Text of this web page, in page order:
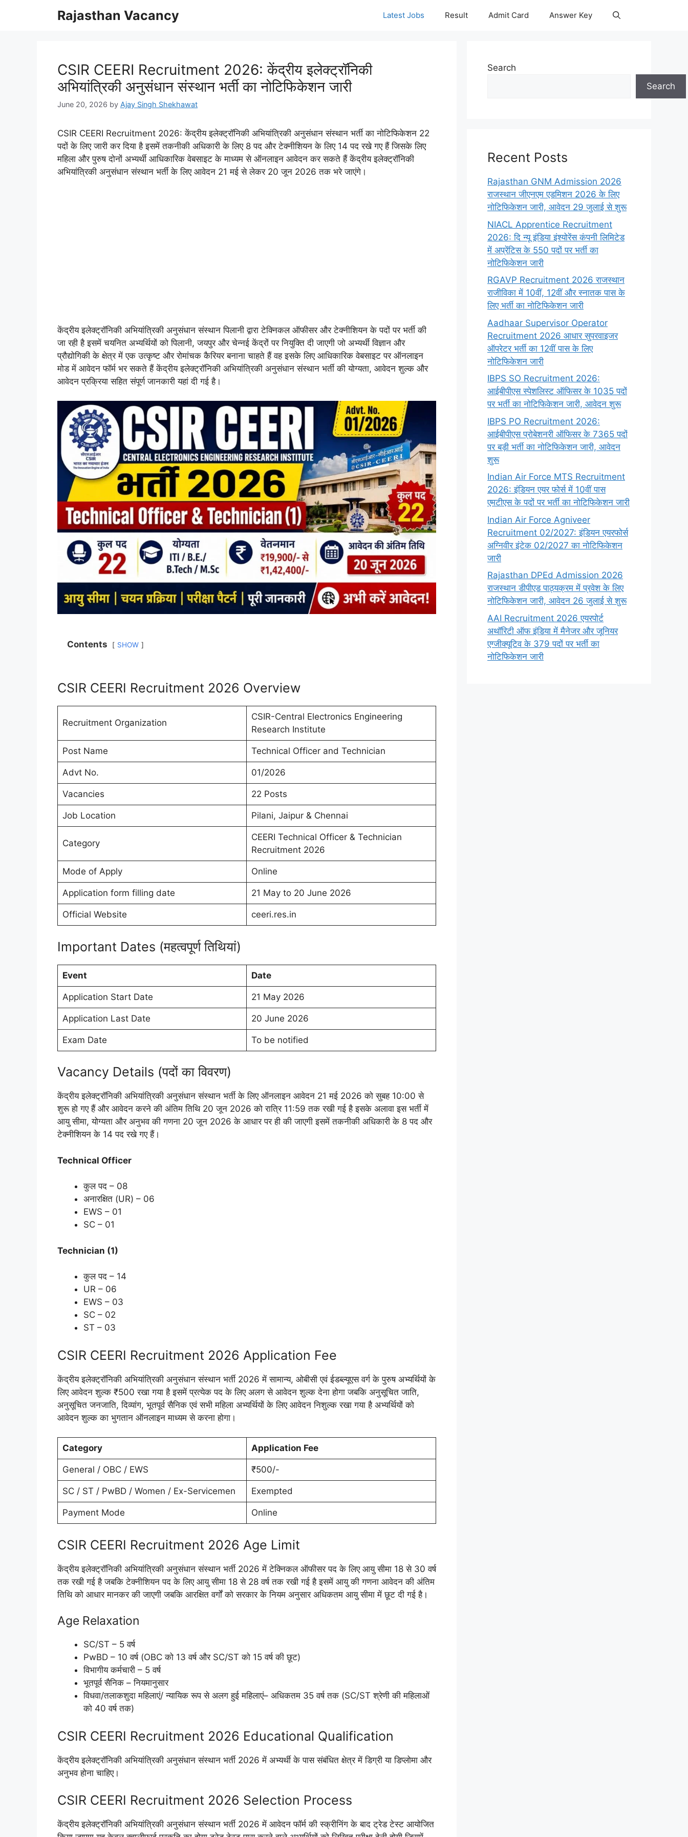
Rajasthan Vacancy Latest Jobs Result Admit Card Answer Key
CSIR CEERI Recruitment 2026: केंद्रीय इलेक्ट्रॉनिकी
अभियांत्रिकी अनुसंधान संस्थान भर्ती का नोटिफिकेशन जारी
June 20, 2026 by Ajay Singh Shekhawat
CSIR CEERI Recruitment 2026: केंद्रीय इलेक्ट्रॉनिकी अभियांत्रिकी अनुसंधान संस्थान भर्ती का नोटिफिकेशन 22
पदों के लिए जारी कर दिया है इसमें तकनीकी अधिकारी के लिए 8 पद और टेक्नीशियन के लिए 14 पद रखे गए हैं जिसके लिए
महिला और पुरुष दोनों अभ्यर्थी आधिकारिक वेबसाइट के माध्यम से ऑनलाइन आवेदन कर सकते हैं केंद्रीय इलेक्ट्रॉनिकी
अभियांत्रिकी अनुसंधान संस्थान भर्ती के लिए आवेदन 21 मई से लेकर 20 जून 2026 तक भरे जाएंगे।
केंद्रीय इलेक्ट्रॉनिकी अभियांत्रिकी अनुसंधान संस्थान पिलानी द्वारा टेक्निकल ऑफीसर और टेक्नीशियन के पदों पर भर्ती की
जा रही है इसमें चयनित अभ्यर्थियों को पिलानी, जयपुर और चेन्नई केंद्रों पर नियुक्ति दी जाएगी जो अभ्यर्थी विज्ञान और
प्रौद्योगिकी के क्षेत्र में एक उत्कृष्ट और रोमांचक कैरियर बनाना चाहते हैं वह इसके लिए आधिकारिक वेबसाइट पर ऑनलाइन
मोड में आवेदन फॉर्म भर सकते हैं केंद्रीय इलेक्ट्रॉनिकी अभियांत्रिकी अनुसंधान संस्थान भर्ती की योग्यता, आवेदन शुल्क और
आवेदन प्रक्रिया सहित संपूर्ण जानकारी यहां दी गई है।
Contents SHOW
CSIR CEERI Recruitment 2026 Overview
Recruitment Organization
CSIR-Central Electronics Engineering
Research Institute
Post Name Technical Officer and Technician
Advt No. 01/2026
Vacancies 22 Posts
Job Location Pilani, Jaipur & Chennai
Category
CEERI Technical Officer & Technician
Recruitment 2026
Mode of Apply Online
Application form filling date 21 May to 20 June 2026
Official Website ceeri.res.in
Important Dates (महत्वपूर्ण तिथियां)
Event Date
Application Start Date 21 May 2026
Application Last Date 20 June 2026
Exam Date To be notified
Vacancy Details (पदों का विवरण)
केंद्रीय इलेक्ट्रॉनिकी अभियांत्रिकी अनुसंधान संस्थान भर्ती के लिए ऑनलाइन आवेदन 21 मई 2026 को सुबह 10:00 से
शुरू हो गए हैं और आवेदन करने की अंतिम तिथि 20 जून 2026 को रात्रि 11:59 तक रखी गई है इसके अलावा इस भर्ती में
आयु सीमा, योग्यता और अनुभव की गणना 20 जून 2026 के आधार पर ही की जाएगी इसमें तकनीकी अधिकारी के 8 पद और
टेक्नीशियन के 14 पद रखे गए हैं।
Technical Officer
कुल पद – 08
अनारक्षित (UR) – 06
EWS – 01
SC – 01
Technician (1)
कुल पद – 14
UR – 06
EWS – 03
SC – 02
ST – 03
CSIR CEERI Recruitment 2026 Application Fee
केंद्रीय इलेक्ट्रॉनिकी अभियांत्रिकी अनुसंधान संस्थान भर्ती 2026 में सामान्य, ओबीसी एवं ईडब्ल्यूएस वर्ग के पुरुष अभ्यर्थियों के
लिए आवेदन शुल्क ₹500 रखा गया है इसमें प्रत्येक पद के लिए अलग से आवेदन शुल्क देना होगा जबकि अनुसूचित जाति,
अनुसूचित जनजाति, दिव्यांग, भूतपूर्व सैनिक एवं सभी महिला अभ्यर्थियों के लिए आवेदन निशुल्क रखा गया है अभ्यर्थियों को
आवेदन शुल्क का भुगतान ऑनलाइन माध्यम से करना होगा।
Category Application Fee
General / OBC / EWS ₹500/-
SC / ST / PwBD / Women / Ex-Servicemen Exempted
Payment Mode Online
CSIR CEERI Recruitment 2026 Age Limit
केंद्रीय इलेक्ट्रॉनिकी अभियांत्रिकी अनुसंधान संस्थान भर्ती 2026 में टेक्निकल ऑफीसर पद के लिए आयु सीमा 18 से 30 वर्ष
तक रखी गई है जबकि टेक्नीशियन पद के लिए आयु सीमा 18 से 28 वर्ष तक रखी गई है इसमें आयु की गणना आवेदन की अंतिम
तिथि को आधार मानकर की जाएगी जबकि आरक्षित वर्गों को सरकार के नियम अनुसार अधिकतम आयु सीमा में छूट दी गई है।
Age Relaxation
SC/ST – 5 वर्ष
PwBD – 10 वर्ष (OBC को 13 वर्ष और SC/ST को 15 वर्ष की छूट)
विभागीय कर्मचारी – 5 वर्ष
भूतपूर्व सैनिक – नियमानुसार
विधवा/तलाकशुदा महिलाएं/ न्यायिक रूप से अलग हुई महिलाएं– अधिकतम 35 वर्ष तक (SC/ST श्रेणी की महिलाओं
को 40 वर्ष तक)
CSIR CEERI Recruitment 2026 Educational Qualification
केंद्रीय इलेक्ट्रॉनिकी अभियांत्रिकी अनुसंधान संस्थान भर्ती 2026 में अभ्यर्थी के पास संबंधित क्षेत्र में डिग्री या डिप्लोमा और
अनुभव होना चाहिए।
CSIR CEERI Recruitment 2026 Selection Process
केंद्रीय इलेक्ट्रॉनिकी अभियांत्रिकी अनुसंधान संस्थान भर्ती 2026 में आवेदन फॉर्म की स्क्रीनिंग के बाद ट्रेड टेस्ट आयोजित
Search
Search
Recent Posts
Rajasthan GNM Admission 2026
राजस्थान जीएनएम एडमिशन 2026 के लिए
नोटिफिकेशन जारी, आवेदन 29 जुलाई से शुरू
NIACL Apprentice Recruitment
2026: दि न्यू इंडिया इंश्योरेंस कंपनी लिमिटेड
में अप्रेंटिस के 550 पदों पर भर्ती का
नोटिफिकेशन जारी
RGAVP Recruitment 2026 राजस्थान
राजीविका में 10वीं, 12वीं और स्नातक पास के
लिए भर्ती का नोटिफिकेशन जारी
Aadhaar Supervisor Operator
Recruitment 2026 आधार सुपरवाइजर
ऑपरेटर भर्ती का 12वीं पास के लिए
नोटिफिकेशन जारी
IBPS SO Recruitment 2026:
आईबीपीएस स्पेशलिस्ट ऑफिसर के 1035 पदों
पर भर्ती का नोटिफिकेशन जारी, आवेदन शुरू
IBPS PO Recruitment 2026:
आईबीपीएस प्रोबेशनरी ऑफिसर के 7365 पदों
पर बड़ी भर्ती का नोटिफिकेशन जारी, आवेदन
शुरू
Indian Air Force MTS Recruitment
2026: इंडियन एयर फोर्स में 10वीं पास
एमटीएस के पदों पर भर्ती का नोटिफिकेशन जारी
Indian Air Force Agniveer
Recruitment 02/2027: इंडियन एयरफोर्स
अग्निवीर इंटेक 02/2027 का नोटिफिकेशन
जारी
Rajasthan DPEd Admission 2026
राजस्थान डीपीएड पाठ्यक्रम में प्रवेश के लिए
नोटिफिकेशन जारी, आवेदन 26 जुलाई से शुरू
AAI Recruitment 2026 एयरपोर्ट
अथॉरिटी ऑफ इंडिया में मैनेजर और जूनियर
एग्जीक्यूटिव के 379 पदों पर भर्ती का
नोटिफिकेशन जारी